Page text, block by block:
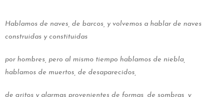
Hablamos de naves, de barcos, y volvemos a hablar de naves
construidas y constituidas
por hombres, pero al mismo tiempo hablamos de niebla,
hablamos de muertos, de desaparecidos,
de gritos y alarmas provenientes de formas, de sombras, y